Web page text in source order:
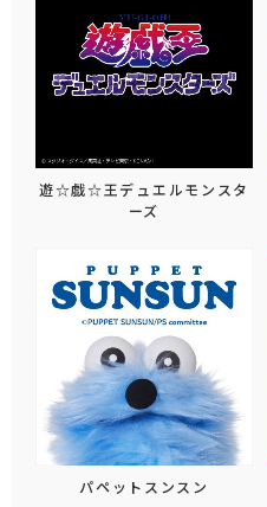
遊☆戯☆王デュエルモンスタ
ーズ
パペットスンスン